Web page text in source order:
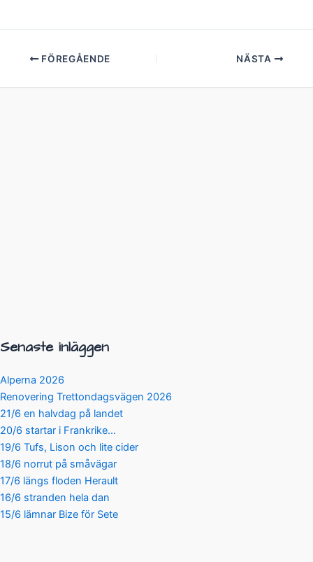
FÖREGÅENDE NÄSTA
Senaste inläggen
Alperna 2026
Renovering Trettondagsvägen 2026
21/6 en halvdag på landet
20/6 startar i Frankrike…
19/6 Tufs, Lison och lite cider
18/6 norrut på småvägar
17/6 längs floden Herault
16/6 stranden hela dan
15/6 lämnar Bize för Sete